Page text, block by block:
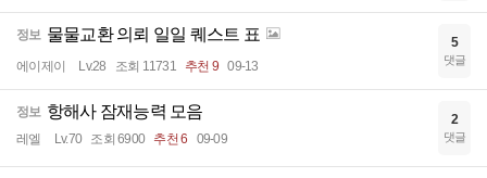
정보 물물교환 의뢰 일일 퀘스트 표
에이제이 Lv.28 조회 11731 추천 9 09-13
5
댓글
정보 항해사 잠재능력 모음
레엘 Lv.70 조회 6900 추천 6 09-09
2
댓글